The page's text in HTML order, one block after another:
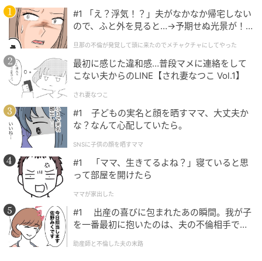
#1 「え？浮気！？」夫がなかなか帰宅しない
ので、ふと外を見ると…→予期せぬ光景が！
クチャにしてやった
旦那の不倫が発覚して頭に来たのでメチャクチャにしてやった
最初に感じた違和感…普段マメに連絡をして
こない夫からのLINE【され妻なつこ Vol.1】
され妻なつこ
#1 子どもの実名と顔を晒すママ、大丈夫か
な？なんて心配していたら。
SNSに子供の顔を晒すママ
#1 「ママ、生きてるよね？」寝ていると思
って部屋を開けたら
ママが家出した
#1 出産の喜びに包まれたあの瞬間。我が子
を一番最初に抱いたのは、夫の不倫相手でし
助産師と不倫した夫の末路